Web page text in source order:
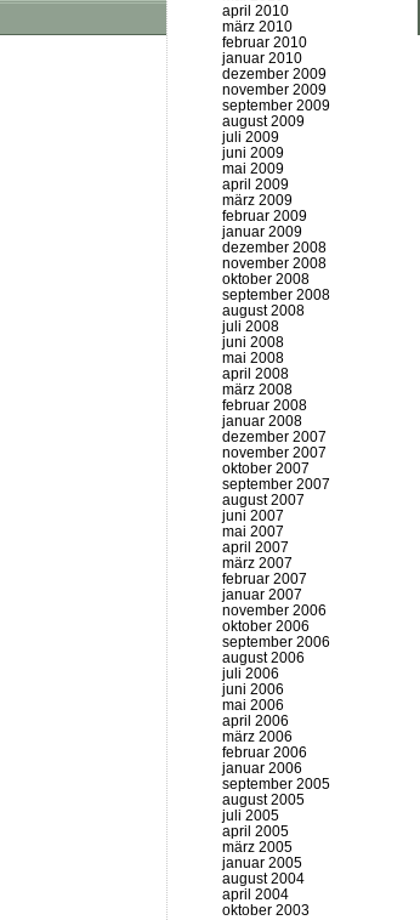
april 2010
märz 2010
februar 2010
januar 2010
dezember 2009
november 2009
september 2009
august 2009
juli 2009
juni 2009
mai 2009
april 2009
märz 2009
februar 2009
januar 2009
dezember 2008
november 2008
oktober 2008
september 2008
august 2008
juli 2008
juni 2008
mai 2008
april 2008
märz 2008
februar 2008
januar 2008
dezember 2007
november 2007
oktober 2007
september 2007
august 2007
juni 2007
mai 2007
april 2007
märz 2007
februar 2007
januar 2007
november 2006
oktober 2006
september 2006
august 2006
juli 2006
juni 2006
mai 2006
april 2006
märz 2006
februar 2006
januar 2006
september 2005
august 2005
juli 2005
april 2005
märz 2005
januar 2005
august 2004
april 2004
oktober 2003